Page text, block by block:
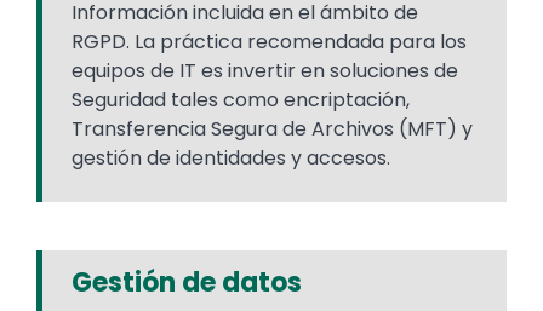
Información incluida en el ámbito de
RGPD. La práctica recomendada para los
equipos de IT es invertir en soluciones de
Seguridad tales como encriptación,
Transferencia Segura de Archivos (MFT) y
gestión de identidades y accesos.
Gestión de datos